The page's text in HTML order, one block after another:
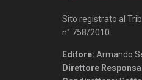
Sito registrato al
n° 758/2010.
Editore: Armando
Direttore